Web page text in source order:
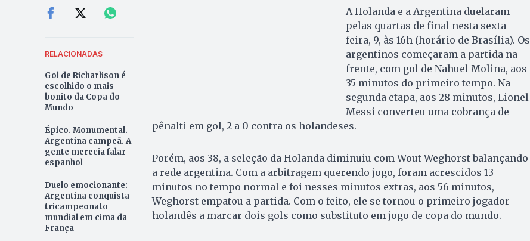
RELACIONADAS
Gol de Richarlison é
escolhido o mais
bonito da Copa do
Mundo
Épico. Monumental.
Argentina campeã. A
gente merecia falar
espanhol
Duelo emocionante:
Argentina conquista
tricampeonato
mundial em cima da
França
A Holanda e a Argentina duelaram
pelas quartas de final nesta sexta-
feira, 9, às 16h (horário de Brasília). Os
argentinos começaram a partida na
frente, com gol de Nahuel Molina, aos
35 minutos do primeiro tempo. Na
segunda etapa, aos 28 minutos, Lionel
Messi converteu uma cobrança de
pênalti em gol, 2 a 0 contra os holandeses.
Porém, aos 38, a seleção da Holanda diminuiu com Wout Weghorst balançando
a rede argentina. Com a arbitragem querendo jogo, foram acrescidos 13
minutos no tempo normal e foi nesses minutos extras, aos 56 minutos,
Weghorst empatou a partida. Com o feito, ele se tornou o primeiro jogador
holandês a marcar dois gols como substituto em jogo de copa do mundo.